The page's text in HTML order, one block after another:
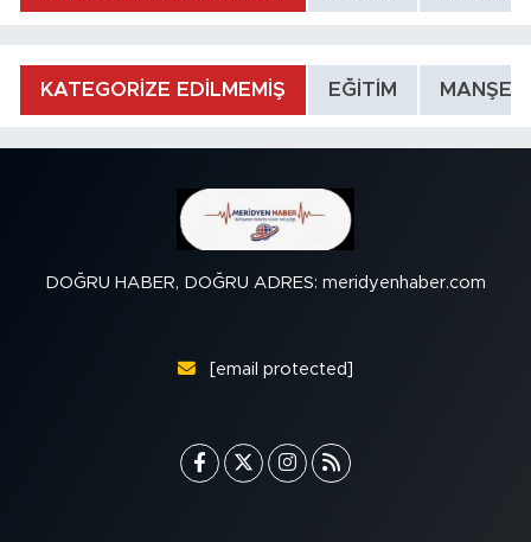
KATEGORİZE EDİLMEMİŞ EĞİTİM MANŞET
DOĞRU HABER, DOĞRU ADRES: meridyenhaber.com
[email protected]